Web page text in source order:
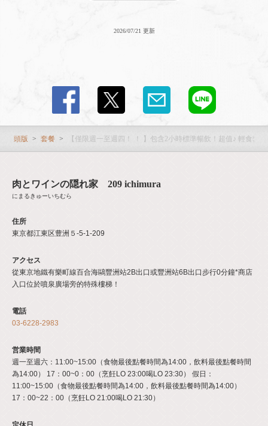
2026/07/21 更新
頭版 套餐 【僅限週一至週四！ ！ 】包含2小時標準暢飲！超值♪ 輕食套餐
肉とワインの隠れ家 209 ichimura
にまるきゅーいちむら
住所
東京都江東区豊洲５-5-1-209
アクセス
從東京地鐵有樂町線百合海鷗豐洲站2B出口或豐洲站6B出口步行0分鐘*商店
入口位於噴泉廣場旁的特殊樓梯！
電話
03-6228-2983
営業時間
週一至週六：11:00~15:00（食物最後點餐時間為14:00，飲料最後點餐時間
為14:00） 17：00~0：00（烹飪LO 23:00喝LO 23:30） 假日：
11:00~15:00（食物最後點餐時間為14:00，飲料最後點餐時間為14:00）
17：00~22：00（烹飪LO 21:00喝LO 21:30）